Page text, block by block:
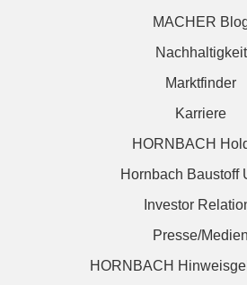
MACHER
Nachhaltigkeit
Marktfinder
Karriere
HORNBACH
Hornbach Baustoff
Investor
Presse/Medien
HORNBACH